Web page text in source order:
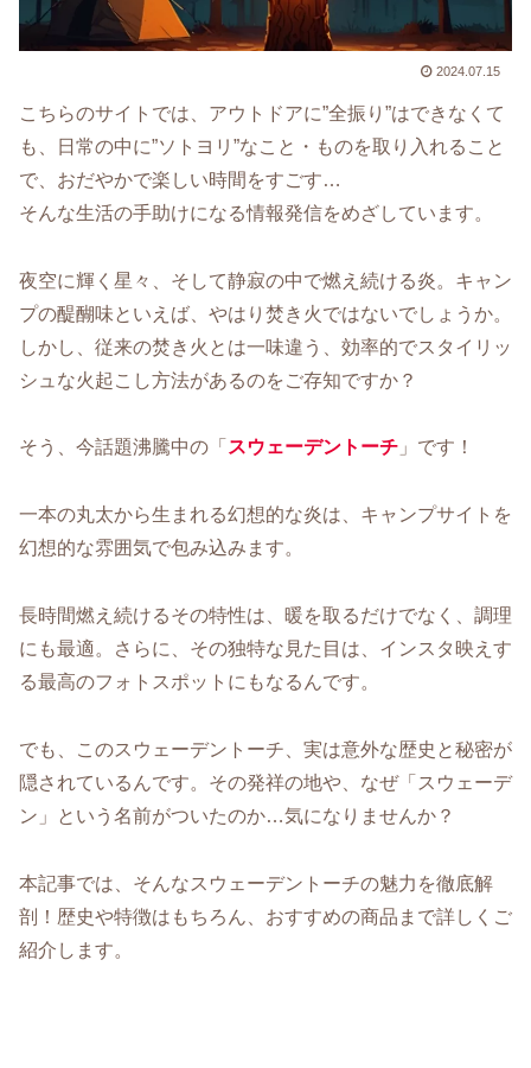
2024.07.15
こちらのサイトでは、アウトドアに”全振り”はできなくて
も、日常の中に”ソトヨリ”なこと・ものを取り入れること
で、おだやかで楽しい時間をすごす…
そんな生活の手助けになる情報発信をめざしています。
夜空に輝く星々、そして静寂の中で燃え続ける炎。キャン
プの醍醐味といえば、やはり焚き火ではないでしょうか。
しかし、従来の焚き火とは一味違う、効率的でスタイリッ
シュな火起こし方法があるのをご存知ですか？
そう、今話題沸騰中の「 スウェーデントーチ 」です！
一本の丸太から生まれる幻想的な炎は、キャンプサイトを
幻想的な雰囲気で包み込みます。
長時間燃え続けるその特性は、暖を取るだけでなく、調理
にも最適。さらに、その独特な見た目は、インスタ映えす
る最高のフォトスポットにもなるんです。
でも、このスウェーデントーチ、実は意外な歴史と秘密が
隠されているんです。その発祥の地や、なぜ「スウェーデ
ン」という名前がついたのか…気になりませんか？
本記事では、そんなスウェーデントーチの魅力を徹底解
剖！歴史や特徴はもちろん、おすすめの商品まで詳しくご
紹介します。